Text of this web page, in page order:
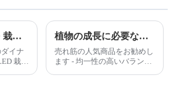
知性を育む: LED 栽培ライトで未来を照らす
イナ
栽培
植物の成長に必要な光の波長をどのように判断しますか?
売れ筋の人気商品をお勧めし
ます - 均一性の高いバランス